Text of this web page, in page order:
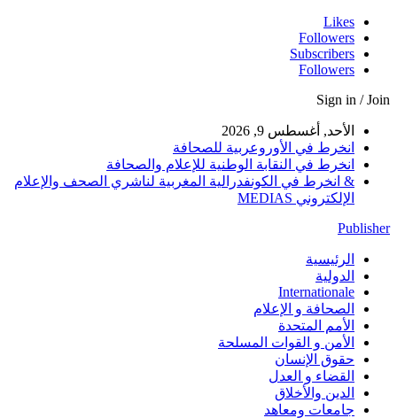
Likes
Followers
Subscribers
Followers
Sign in / Join
الأحد, أغسطس 9, 2026
انخرط في الأوروعربية للصحافة
انخرط في النقابة الوطنية للإعلام والصحافة
& انخرط في الكونفدرالية المغربية لناشري الصحف والإعلام
الإلكتروني MEDIAS
Publisher
الرئيسية
الدولية
Internationale
الصحافة و الإعلام
الأمم المتحدة
الأمن و القوات المسلحة
حقوق الإنسان
القضاء و العدل
الدين والأخلاق
جامعات ومعاهد